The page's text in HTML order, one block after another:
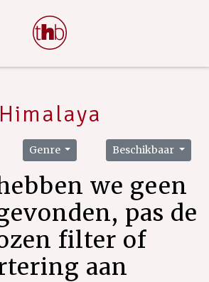
Himalaya
Genre Beschikbaar
we geen
pas de
filter of
aan